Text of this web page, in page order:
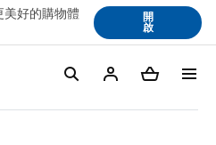
美好的購物體
開
啟